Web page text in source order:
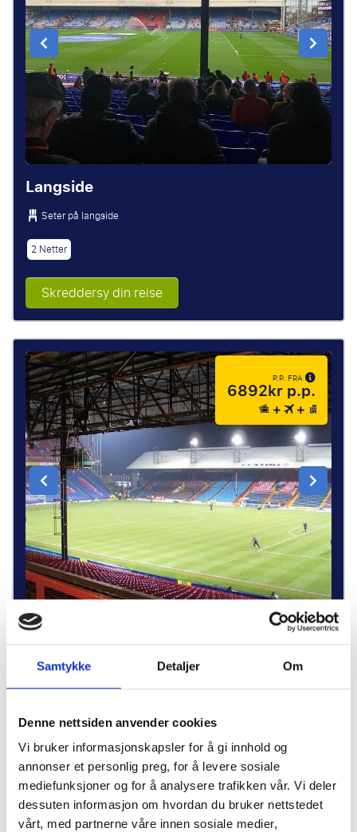
Samtykke Detaljer Om
Denne nettsiden anvender cookies
Vi bruker informasjonskapsler for å gi innhold og
annonser et personlig preg, for å levere sosiale
mediefunksjoner og for å analysere trafikken vår. Vi deler
dessuten informasjon om hvordan du bruker nettstedet
vårt, med partnerne våre innen sosiale medier,
Langside
Seter på langside
2 Netter
Skreddersy din reise
P.P. FRA
6892kr p.p.
Crystal Palace Tourist Package
Uber-kupong
Busstur i London (om kvelden)
2 Netter
Skreddersy din reise